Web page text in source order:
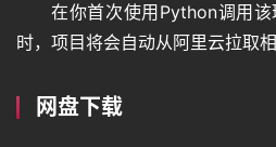
在你首次使用Python调用
时，项目将会自动从阿里云拉取
网盘下载